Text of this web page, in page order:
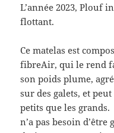
L’année 2023, Plouf
flottant.
Ce matelas est
fibreAir, qui le rend
son poids plume,
sur des galets, et
petits que
n’a pas besoin